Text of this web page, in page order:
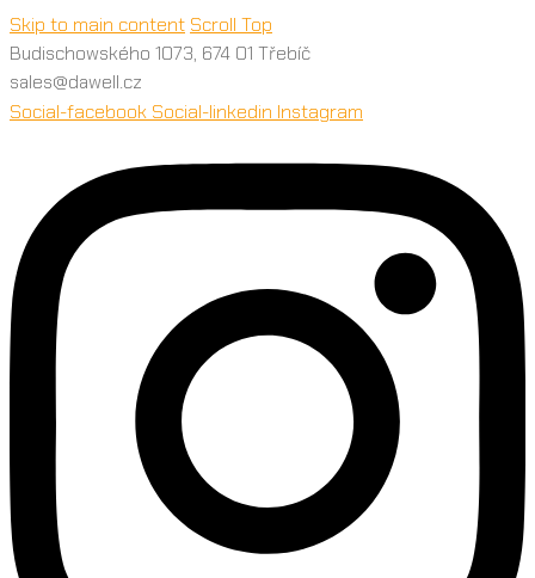
Skip to main content Scroll Top
Budischowského 1073, 674 01 Třebíč
sales@dawell.cz
Social-facebook Social-linkedin Instagram